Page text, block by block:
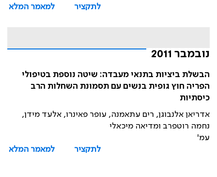
לתקציר
למאמר המלא
נובמבר 2011
הבשלת ביציות בתנאי מעבדה: שיטה נוספת בטיפולי
הפריה חוץ גופית בנשים עם תסמונת השחלות הרב
כיסתיות
אדריאן אלנבוגן, רים עתאמנה, עופר פאינרו, אלעד מידן,
נחמה רוטפרב ומדיאה מיכאלי
עמ'
לתקציר
למאמר המלא